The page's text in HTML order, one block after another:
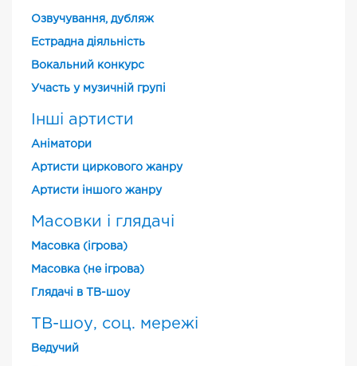
Озвучування, дубляж
Естрадна діяльність
Вокальний конкурс
Участь у музичній групі
Інші артисти
Аніматори
Артисти циркового жанру
Артисти іншого жанру
Масовки і глядачі
Масовка (ігрова)
Масовка (не ігрова)
Глядачі в ТВ-шоу
ТВ-шоу, соц. мережі
Ведучий